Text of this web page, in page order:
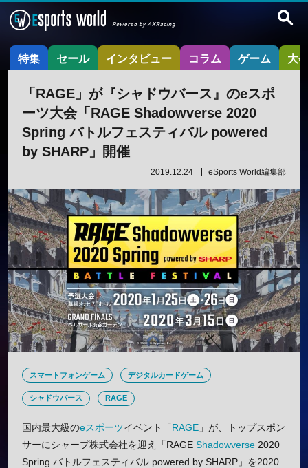
特集 セール インタビュー コラム ゲーム 大
「RAGE」が『シャドウバース』のeスポ
ーツ大会「RAGE Shadowverse 2020
Spring バトルフェスティバル powered
by SHARP」開催
2019.12.24 eSports World編集部
スマートフォンゲーム デジタルカードゲーム
シャドウバース RAGE
国内最大級のeスポーツイベント「RAGE 」が、トップスポン
サーにシャープ株式会社を迎え「RAGE Shadowverse 2020
Spring バトルフェスティバル powered by SHARP」を2020